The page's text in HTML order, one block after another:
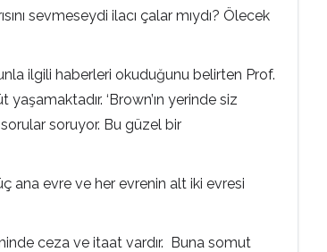
sevmeseydi ilacı çalar mıydı? Ölecek
ilgili haberleri okuduğunu belirten Prof.
‘Brown’ın yerinde siz
soruyor. Bu güzel bir
ana evre ve her evrenin alt iki evresi
ceza ve itaat vardır. Buna somut